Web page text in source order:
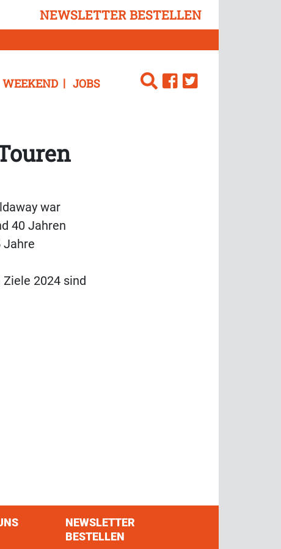
NEWSLETTER BESTELLEN
WEEKEND JOBS
war
40 Jahren
Jahre
2024 sind
NEWSLETTER
BESTELLEN